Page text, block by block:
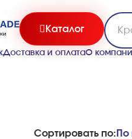
Каталог
Доставка и оплатаО
Сортировать по: По